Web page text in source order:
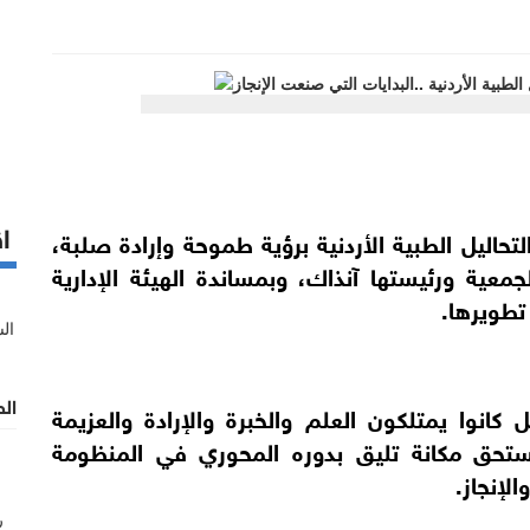
والتحاليل الطبية الأردنية برؤية طموحة وإرادة صلبة،
ورئيستها آنذاك، وبمساندة الهيئة الإدارية
يمتلكون العلم والخبرة والإرادة والعزيمة
مكانة تليق بدوره المحوري في المنظومة